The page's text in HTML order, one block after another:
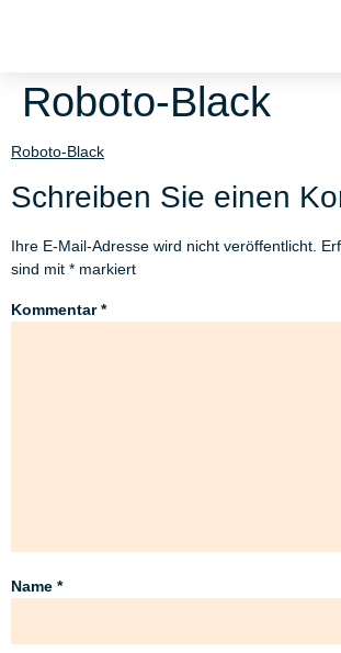
Roboto-Black
Roboto-Black
Schreiben Sie einen
Ihre E-Mail-Adresse wird nicht veröffentlicht.
sind mit * markiert
Kommentar*
Name *